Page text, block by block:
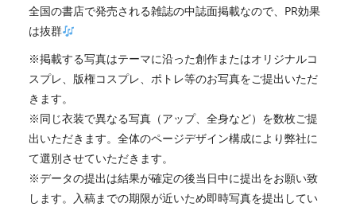
全国の書店で発売される雑誌の中誌面掲載なので、 PR効果
は抜群
※掲載する写真はテーマに沿った創作またはオリジナルコ
スプレ、版権コスプレ、ポトレ等のお写真をご提出いただ
きます。
※同じ衣装で異なる写真（アップ、全身など）を数枚ご提
出いただきます。全体のページデザイン構成により弊社に
て選別させていただきます。
※データの提出は結果が確定の後当日中に提出をお願い致
します。入稿までの期限が近いため即時写真を提出してい